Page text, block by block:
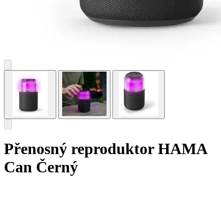
Přenosný reproduktor HAMA
Can Černý